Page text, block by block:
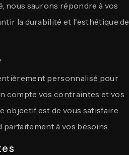
nous saurons répondre à vos
la durabilité et l'esthétique de
personnalisé pour
compte vos contraintes et vos
objectif est de vous satisfaire
à vos besoins.